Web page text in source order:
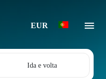
EUR
Ida e volta